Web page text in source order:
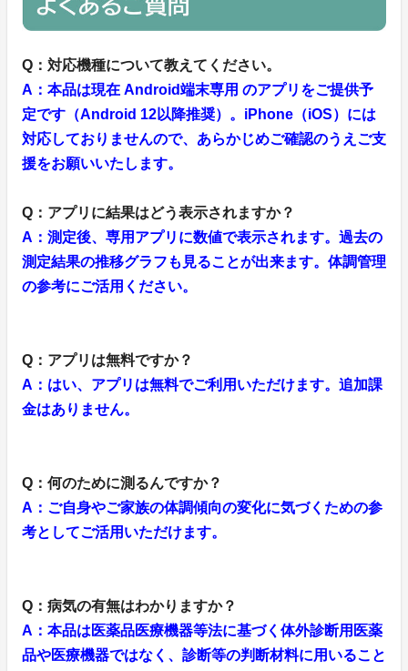
Q：対応機種について教えてください。
A：本品は現在 Android端末専用 のアプリをご提供予
定です（Android 12以降推奨）。iPhone（iOS）には
対応しておりませんので、あらかじめご確認のうえご支
援をお願いいたします。
Q：アプリに結果はどう表示されますか？
A：測定後、専用アプリに数値で表示されます。過去の
測定結果の推移グラフも見ることが出来ます。体調管理
の参考にご活用ください。
Q：アプリは無料ですか？
A：はい、アプリは無料でご利用いただけます。追加課
金はありません。
Q：何のために測るんですか？
A：ご自身やご家族の体調傾向の変化に気づくための参
考としてご活用いただけます。
Q：病気の有無はわかりますか？
A：本品は医薬品医療機器等法に基づく体外診断用医薬
品や医療機器ではなく、診断等の判断材料に用いること